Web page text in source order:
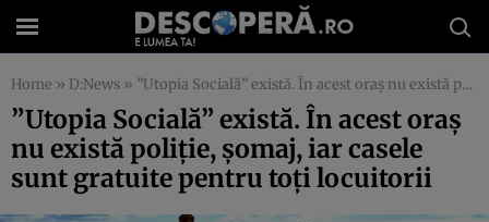
Home » D:News » ”Utopia Socială” există. În acest oraş nu există poliţie, şomaj, iar casele sunt gratuite pentru toţi locuitorii
”Utopia Socială” există. În acest oraş
nu există poliţie, şomaj, iar casele
sunt gratuite pentru toţi locuitorii